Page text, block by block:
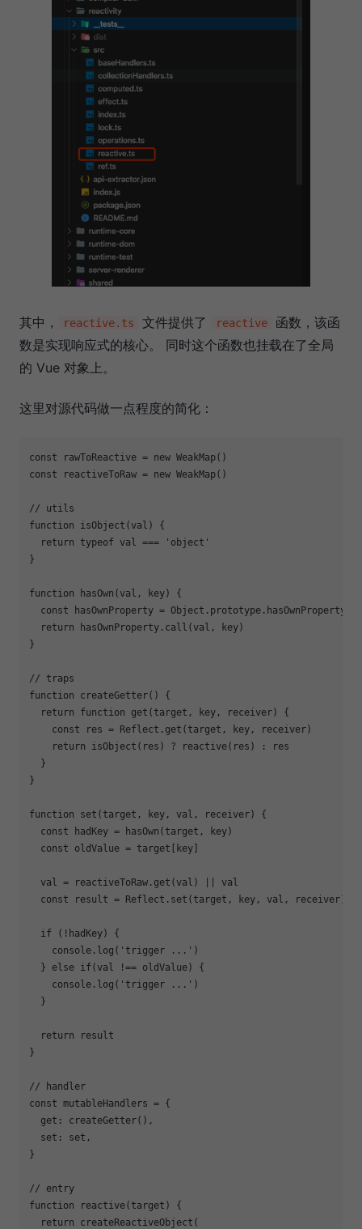
其中， reactive.ts 文件提供了 reactive
函数，该函
数是实现响应式的核心。 同时这个函数也挂载在了全局
的 Vue 对象上。
这里对源代码做一点程度的简化：
const rawToReactive = new WeakMap
const reactiveToRaw = new WeakMap()
// utils
function
isObject ( val ) {
return
typeof val ===
'object'
}
function hasOwn ( val, key) {
const hasOwnProperty = Object .prototype.hasOwnProperty
return hasOwnProperty.call(val, key)
}
// traps
function
createGetter( ) {
return
function get ( target, key, receiver) {
const res = Reflect .get(target, key, receiver)
return isObject(res) ? reactive(res) : res
  }
}
function set ( target, key, val, receiver) {
const hadKey = hasOwn(target, key)
const oldValue = target[key]
  val = reactiveToRaw.get(val) || val
const result = Reflect .set(target, key, val, receiver)
if (!hadKey) {
console .log( 'trigger ...' )
  }
else if (val !== oldValue) {
console .log( 'trigger ...' )
  }
return result
}
// handler
const mutableHandlers = {
get : createGetter(),
set : set,
}
// entry
function
reactive( target ) {
return createReactiveObject(